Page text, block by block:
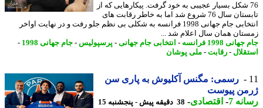
شکل بسیار عجیبی به خود گرفت. پیکارهایی که از
تابستان سال 76 شروع شد اما به خاطر رقابت های
انتخابی جام جهانی 1998 فرانسه به شکلی بی نظم جلو رفت و در نهایت اواخر
همان سال اعلام شد ...
1998 فرانسه
-انتخابی جام جهانی-پرسپولیس-جام جهانی 1998
-
-رقابت-ملی پوشان
رسمی: مگنس آکلیوش به پاری سن
پیوست
7
-اقتصادی-
38 دقیقه پیش - پنجشنبه 15